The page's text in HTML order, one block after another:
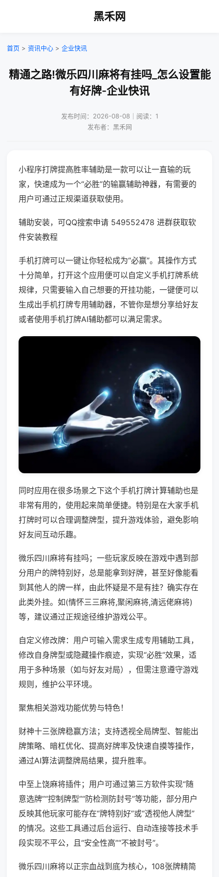
黑禾网
首页 > 资讯中心 > 企业快讯
精通之路!微乐四川麻将有挂吗_怎么设置能
有好牌-企业快讯
发布时间：2026-08-08｜阅读：1
发布者：黑禾网
小程序打牌提高胜率辅助是一款可以让一直输的玩
家，快速成为一个“必胜”的输赢辅助神器，有需要的
用户可通过正规渠道获取使用。
辅助安装，可QQ搜索申请 549552478 进群获取软
件安装教程
手机打牌可以一键让你轻松成为“必赢”。其操作方式
十分简单，打开这个应用便可以自定义手机打牌系统
规律，只需要输入自己想要的开挂功能，一键便可以
生成出手机打牌专用辅助器，不管你是想分享给好友
或者使用手机打牌AI辅助都可以满足需求。
同时应用在很多场景之下这个手机打牌计算辅助也是
非常有用的，使用起来简单便捷。特别是在大家手机
打牌时可以合理调整牌型，提升游戏体验，避免影响
好友间互动乐趣。
微乐四川麻将有挂吗；一些玩家反映在游戏中遇到部
分用户的牌特别好，总是能拿到好牌，甚至好像能看
到其他人的牌一样，由此怀疑是不是有挂？确实存在
此类外挂。如(情怀三三麻将,聚闲麻将,清远佬麻将)
等，建议通过正规途径维护游戏公平。
自定义修改牌：用户可输入需求生成专用辅助工具，
修改自身牌型或隐藏操作痕迹，实现“必胜”效果，适
用于多种场景（如与好友对局），但需注意遵守游戏
规则，维护公平环境。
聚焦相关游戏功能优势与特色！
财神十三张牌稳赢方法；支持透视全局牌型、智能出
牌策略、暗杠优化、提高好牌率及快速自摸等操作，
通过AI算法调整牌局结果，提升胜率。
中至上饶麻将插件；用户可通过第三方软件实现“随
意选牌”“控制牌型”“防检测防封号”等功能，部分用户
反映其他玩家可能存在“牌特别好”或“透视他人牌型”
的情况。这些工具通过后台运行、自动连接等技术手
段实现不平公，且“安全性高”“不被封号”。
微乐四川麻将以正宗血战到底为核心，108张牌精简